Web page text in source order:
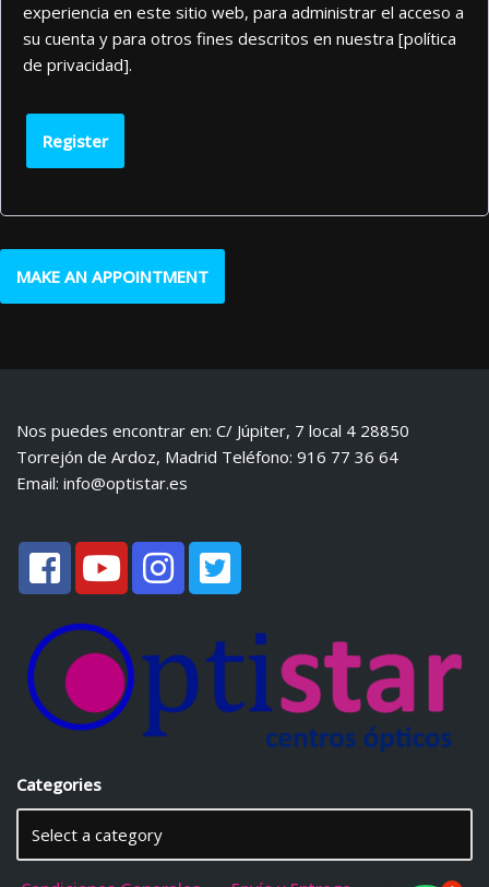
experiencia en este sitio web, para administrar el acceso a
su cuenta y para otros fines descritos en nuestra [política
de privacidad].
Register
MAKE AN APPOINTMENT
Nos puedes encontrar en: C/ Júpiter, 7 local 4 28850
Torrejón de Ardoz, Madrid Teléfono: 916 77 36 64
Email: info@optistar.es
Categories